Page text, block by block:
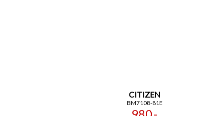
CITIZEN
BM7108-81E